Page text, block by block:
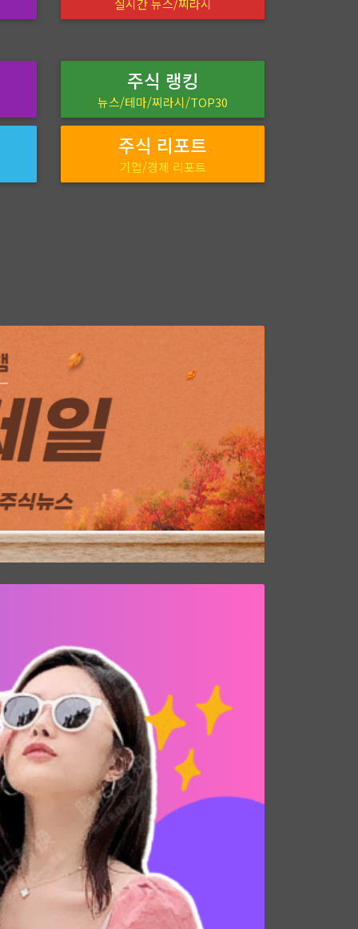
실시간 뉴스/찌라시
주식 랭킹
뉴스/테마/찌라시/TOP30
주식 리포트
기업/경제 리포트